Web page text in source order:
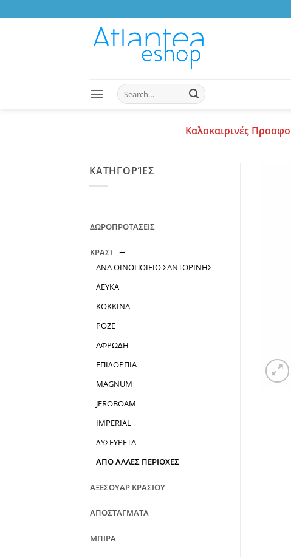
to
Search
for:
Καλοκαιρινές
ΚΑΤΗΓΟΡΊΕΣ
ΔΩΡΟΠΡΟΤΑΣΕΙΣ
ΚΡΑΣΙ
ΑΝΑ ΟΙΝΟΠΟΙΕΙΟ ΣΑΝΤΟΡΙΝΗΣ
ΛΕΥΚΑ
ΚΟΚΚΙΝΑ
ΡΟΖΕ
ΑΦΡΩΔΗ
ΕΠΙΔΟΡΠΙΑ
MAGNUM
JEROBOAM
IMPERIAL
ΔΥΣΕΥΡΕΤΑ
ΑΠΟ ΑΛΛΕΣ ΠΕΡΙΟΧΕΣ
ΑΞΕΣΟΥΑΡ ΚΡΑΣΙΟΥ
ΑΠΟΣΤΑΓΜΑΤΑ
ΜΠΙΡΑ